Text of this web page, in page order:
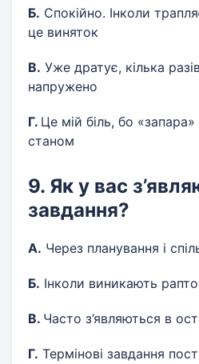
Б. Спокійно. Інколи
це виняток
В. Уже дратує, кілька
напружено
Г. Це мій біль, бо
станом
9. Як у вас
завдання?
А. Через планування і
Б. Інколи виникають
В. Часто з’являються в
Г. Термінові завдання